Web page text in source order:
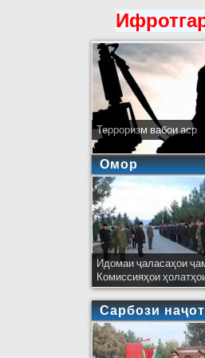
Терроризм вабои аср
Омор
Идомаи ҷаласаҳои
Комиссияҳои
Сарбози наҷот